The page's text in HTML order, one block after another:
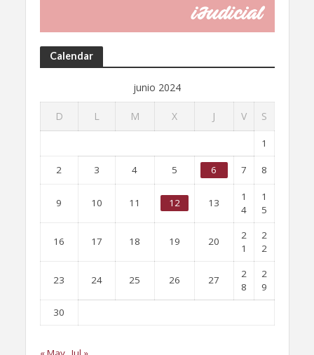
Calendar
junio 2024
D L M X J V S
1
2 3 4 5 6 7 8
9 10 11 12 13
1
4
1
5
16 17 18 19 20
2
1
2
2
23 24 25 26 27
2
8
2
9
30